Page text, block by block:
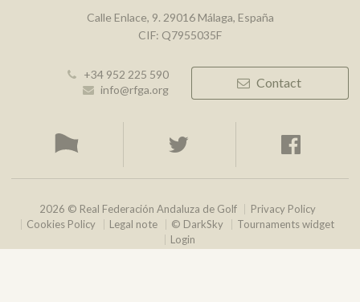
Calle Enlace, 9. 29016 Málaga, España
CIF: Q7955035F
+34 952 225 590
info@rfga.org
Contact
2026 © Real Federación Andaluza de Golf
Privacy Policy
Cookies Policy
Legal note © DarkSky
Tournaments widget
Login